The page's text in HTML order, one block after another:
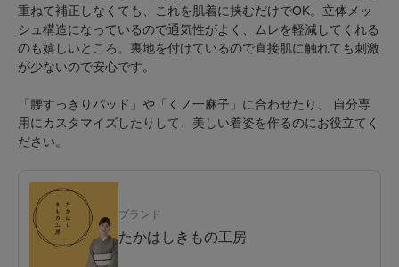
重ねて補正しなくても、これを肌着に挟むだけでOK。立体メッ
シュ構造になっているので通気性がよく、ムレを軽減してくれる
のも嬉しいところ。裏地を付けているので直接肌に触れても刺激
が少ないので安心です。
「腰すっきりパッド」や「くノ一麻子」に合わせたり、 自分専
用にカスタマイズしたりして、美しい着姿を作るのにお役立てく
ださい。
ブランド
たかはしきもの工房